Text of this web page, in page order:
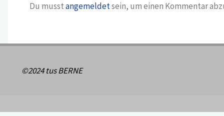
Du musstangemeldetsein, um einen Kommentar
©2024 tus BERNE